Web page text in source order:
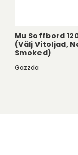
Mu Soffbord
(Välj Vitoljad,
Smoked)
Gazzda